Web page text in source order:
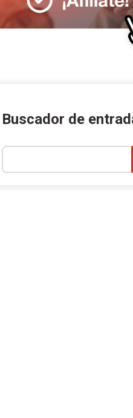
Buscador de